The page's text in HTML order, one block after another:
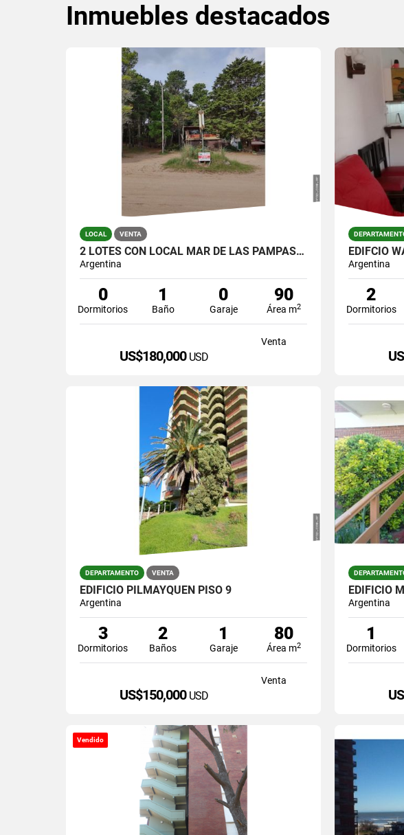
Inmuebles destacados
LOCAL VENTA
2 LOTES CON LOCAL MAR DE LAS PAMPAS (450 MTS CADA UNO)
Argentina
0
Dormitorios
1
Baño
0
Garaje
90
Área m2
Venta
US$180,000 USD
EDIFCIO
Argentina
2
Dormitorios
DEPARTAMENTO VENTA
EDIFICIO PILMAYQUEN PISO 9
Argentina
3
Dormitorios
2
Baños
1
Garaje
80
Área m2
Venta
US$150,000 USD
EDIFICIO
Argentina
1
Dormitorios
Vendido